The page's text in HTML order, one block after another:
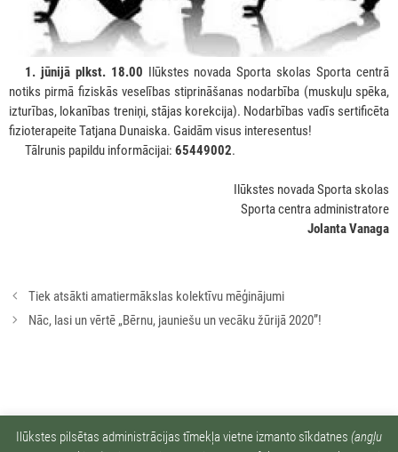
1. jūnijā plkst. 18.00 Ilūkstes novada Sporta skolas Sporta centrā
notiks pirmā fiziskās veselības stiprināšanas nodarbība (muskuļu spēka,
izturības, lokanības treniņi, stājas korekcija). Nodarbības vadīs sertificēta
fizioterapeite Tatjana Dunaiska. Gaidām visus interesentus!
Tālrunis papildu informācijai: 65449002.
Ilūkstes novada Sporta skolas
Sporta centra administratore
Jolanta Vanaga
Rakstu
navigācija
Tiek atsākti amatiermākslas kolektīvu mēģinājumi
Nāc, lasi un vērtē „Bērnu, jauniešu un vecāku žūrijā 2020”!
Ilūkstes pilsētas administrācijas tīmekļa vietne izmanto sīkdatnes (angļu